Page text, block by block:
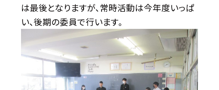
は最後となりますが、常時活動は今年度いっぱ
い、後期の委員で行います。